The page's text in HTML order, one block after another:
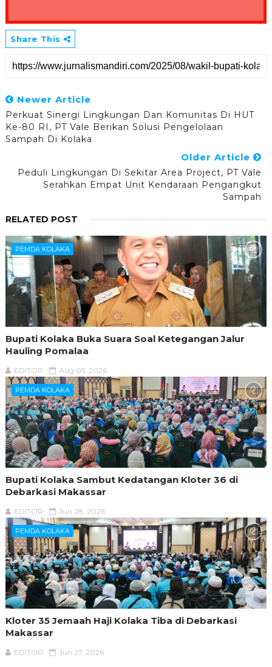
Share This
Newer Article
Perkuat Sinergi Lingkungan Dan Komunitas Di HUT
Ke-80 RI, PT Vale Berikan Solusi Pengelolaan
Sampah Di Kolaka
Older Article
Peduli Lingkungan Di Sekitar Area Project, PT Vale
Serahkan Empat Unit Kendaraan Pengangkut
Sampah
RELATED POST
PEMDA KOLAKA
Bupati Kolaka Buka Suara Soal Ketegangan Jalur
Hauling Pomalaa
EDITOR Aug 05, 2026
PEMDA KOLAKA
Bupati Kolaka Sambut Kedatangan Kloter 36 di
Debarkasi Makassar
EDITOR Jun 28, 2026
PEMDA KOLAKA
Kloter 35 Jemaah Haji Kolaka Tiba di Debarkasi
Makassar
EDITOR Jun 27, 2026